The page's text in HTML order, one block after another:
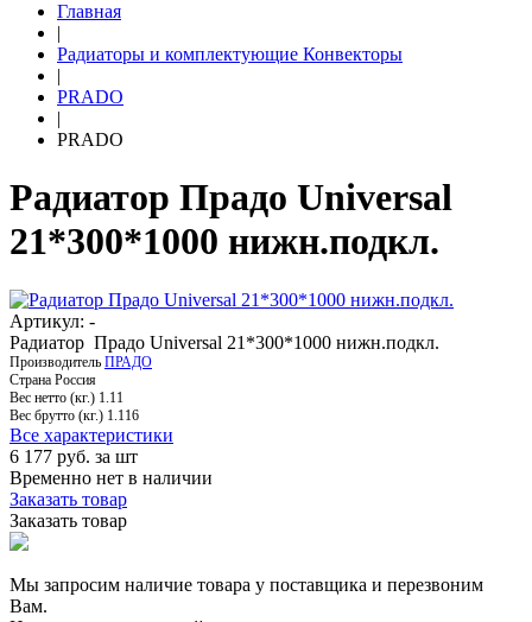
Главная
|
Радиаторы и комплектующие Конвекторы
|
PRADO
|
PRADO
Радиатор Прадо Universal
21*300*1000 нижн.подкл.
Артикул: -
Радиатор Прадо Universal 21*300*1000 нижн.подкл.
Производитель ПРАДО
Страна Россия
Вес нетто (кг.) 1.11
Вес брутто (кг.) 1.116
Все характеристики
6 177 руб. за шт
Временно нет в наличии
Заказать товар
Заказать товар
Мы запросим наличие товара у поставщика и перезвоним
Вам.